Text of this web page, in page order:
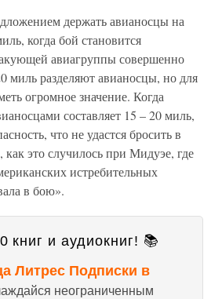
держать авианосцы на
когда бой становится
авиагруппы совершенно
миль разделяют авианосцы, но для
огромное значение. Когда
составляет 15 – 20 миль,
что не удастся бросить в
как это случилось при Мидуэе, где
истребительных
в бою».
книг и аудиокниг! 📚
Литрес Подписки в
неограниченным